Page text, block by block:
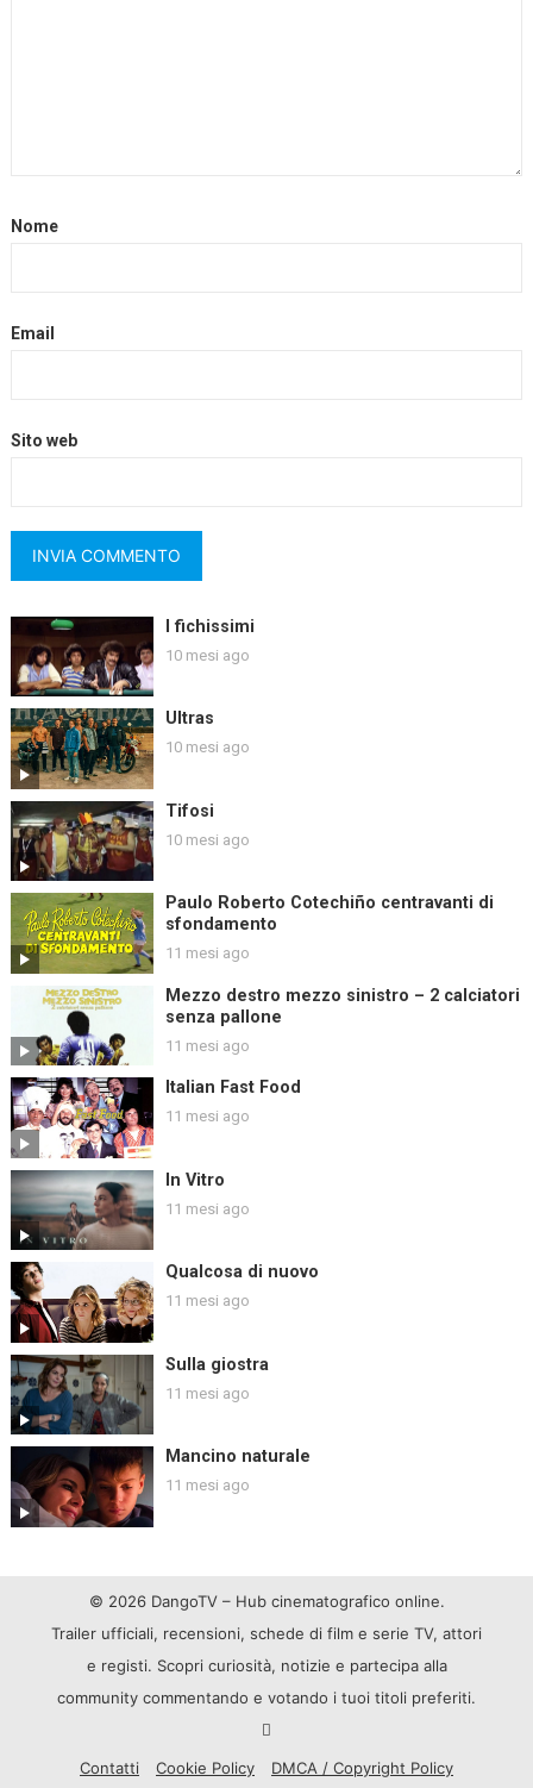
Nome
Email
Sito web
I fichissimi
10 mesi ago
Ultras
10 mesi ago
Tifosi
10 mesi ago
Paulo Roberto Cotechiño centravanti di
sfondamento
11 mesi ago
Mezzo destro mezzo sinistro – 2 calciatori
senza pallone
11 mesi ago
Italian Fast Food
11 mesi ago
In Vitro
11 mesi ago
Qualcosa di nuovo
11 mesi ago
Sulla giostra
11 mesi ago
Mancino naturale
11 mesi ago
© 2026 DangoTV – Hub cinematografico online.
Trailer ufficiali, recensioni, schede di film e serie TV, attori
e registi. Scopri curiosità, notizie e partecipa alla
community commentando e votando i tuoi titoli preferiti.
Contatti Cookie Policy DMCA / Copyright Policy